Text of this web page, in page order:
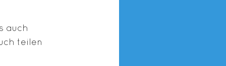
auch
teilen